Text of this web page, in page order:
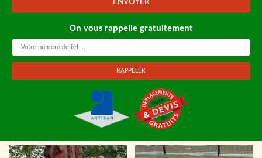
On vous rappelle gratuitement